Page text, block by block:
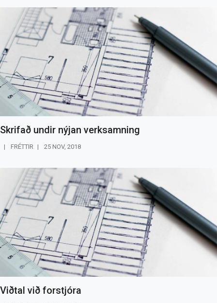
Skrifað undir nýjan verksamning
FRÉTTIR 25 NOV, 2018
Viðtal við forstjóra